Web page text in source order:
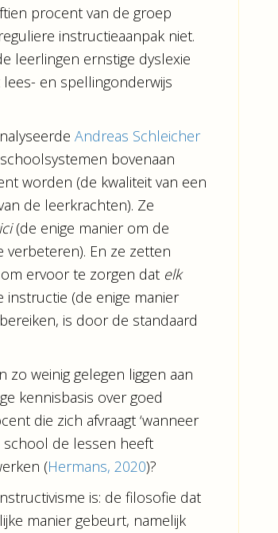
procent van de groep
instructieaanpak niet.
leerlingen ernstige dyslexie
en spellingonderwijs
Andreas Schleicher
bovenaan
worden (de kwaliteit van een
de leerkrachten). Ze
(de enige manier om de
En ze zetten
ervoor te zorgen dat elk
(de enige manier
is door de standaard
weinig gelegen liggen aan
kennisbasis over goed
die zich afvraagt ‘wanneer
school de lessen heeft
(Hermans, 2020)?
is: de filosofie dat
manier gebeurt, namelijk